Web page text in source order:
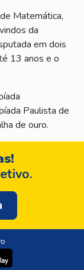
Matemática,
da
em dois
13 anos e o
Paulista de
de ouro.